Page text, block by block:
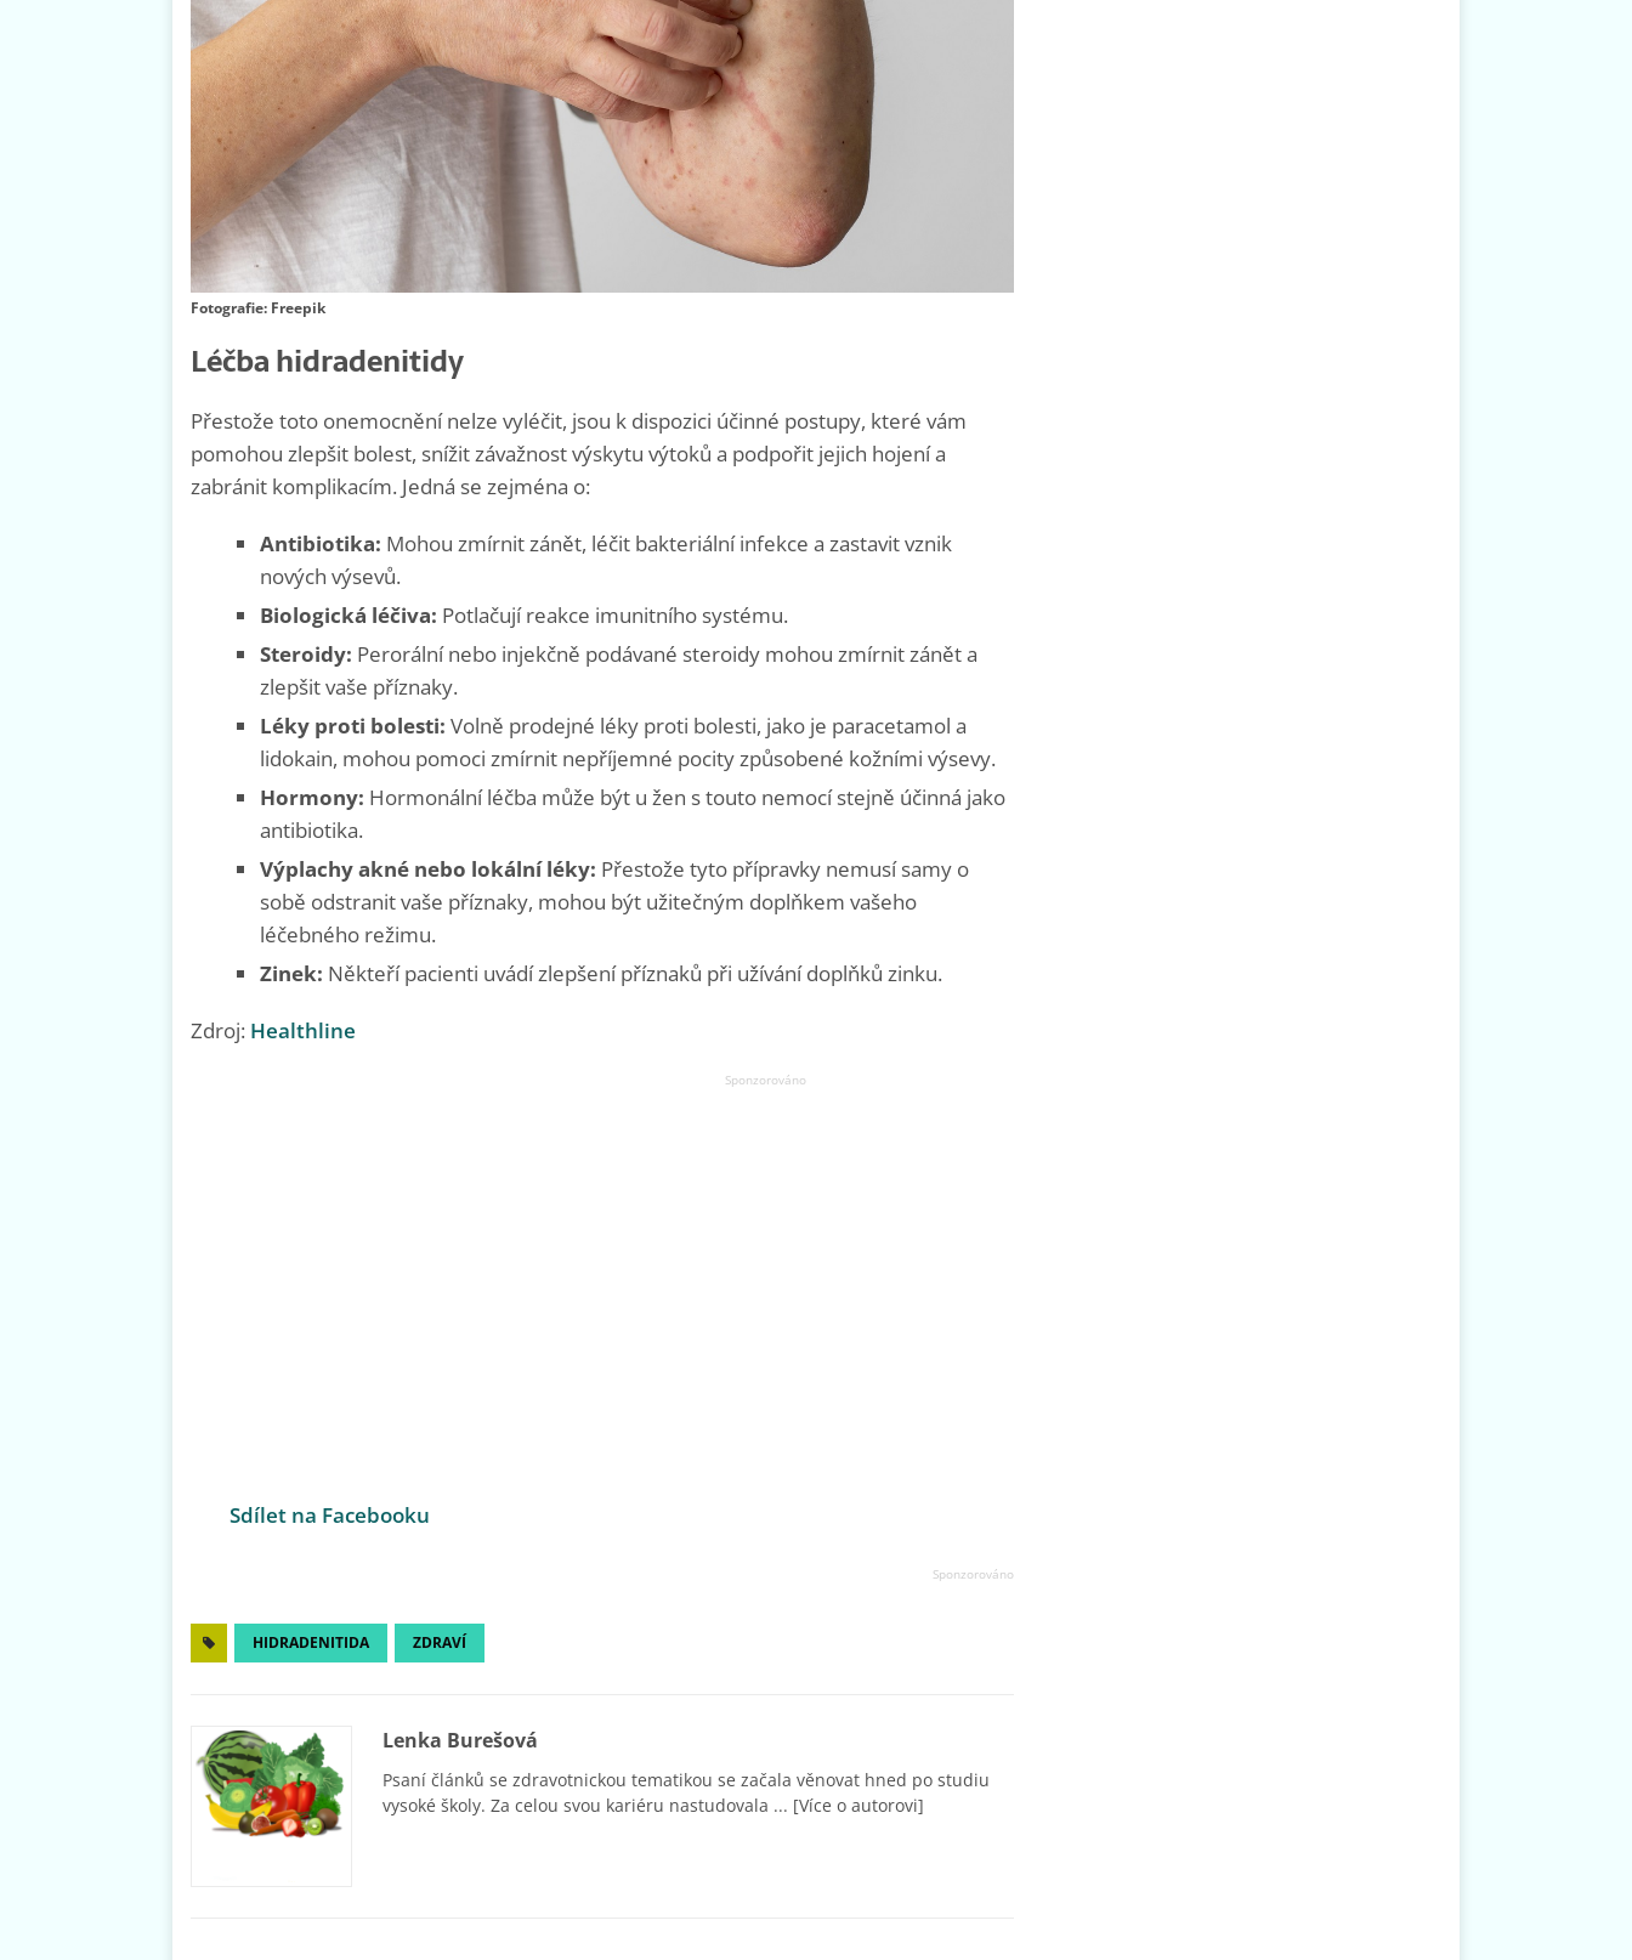
Fotografie: Freepik
Léčba hidradenitidy
Přestože toto onemocnění nelze vyléčit, jsou k dispozici účinné postupy, které vám
pomohou zlepšit bolest, snížit závažnost výskytu výtoků a podpořit jejich hojení a
zabránit komplikacím. Jedná se zejména o:
Antibiotika: Mohou zmírnit zánět, léčit bakteriální infekce a zastavit vznik
nových výsevů.
Biologická léčiva: Potlačují reakce imunitního systému.
Steroidy: Perorální nebo injekčně podávané steroidy mohou zmírnit zánět a
zlepšit vaše příznaky.
Léky proti bolesti: Volně prodejné léky proti bolesti, jako je paracetamol a
lidokain, mohou pomoci zmírnit nepříjemné pocity způsobené kožními výsevy.
Hormony: Hormonální léčba může být u žen s touto nemocí stejně účinná jako
antibiotika.
Výplachy akné nebo lokální léky: Přestože tyto přípravky nemusí samy o
sobě odstranit vaše příznaky, mohou být užitečným doplňkem vašeho
léčebného režimu.
Zinek: Někteří pacienti uvádí zlepšení příznaků při užívání doplňků zinku.
Zdroj: Healthline
Sdílet na Facebooku
HIDRADENITIDA ZDRAVÍ
Lenka Burešová
Psaní článků se zdravotnickou tematikou se začala věnovat hned po studiu
vysoké školy. Za celou svou kariéru nastudovala ... [Více o autorovi]